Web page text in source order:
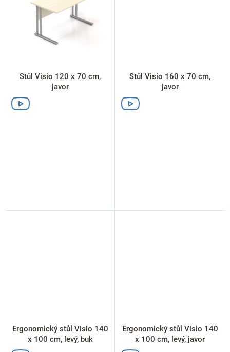
Stůl Visio 120 x 70 cm,
javor
Stůl Visio 160 x 70 cm,
javor
Ergonomický stůl Visio 140
x 100 cm, levý, buk
Ergonomický stůl Visio 140
x 100 cm, levý, javor